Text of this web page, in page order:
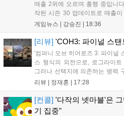
매출 2위에 오르며 흥행 중입니
작된 시즌 30 업데이트로 매출
무료 업데이트를 배포하고 8월 5
규모 업데이트가 겹치며 게임 시
게임뉴스 | 강승진 18:36
[리뷰] 'COH3: 파이널 스
'컴퍼니 오브 히어로즈 3: 파이널
스 형식의 외전으로, 로그라이
그러나 선택지에 의존하는 병력
아쉬움을 남깁니다. 특히 협동 모
기 힘든 이 게임은 높은 가격 대
니다....
리뷰 | 정재훈 17:28
[컨콜] '다작의 넷마블'은
기 집중"